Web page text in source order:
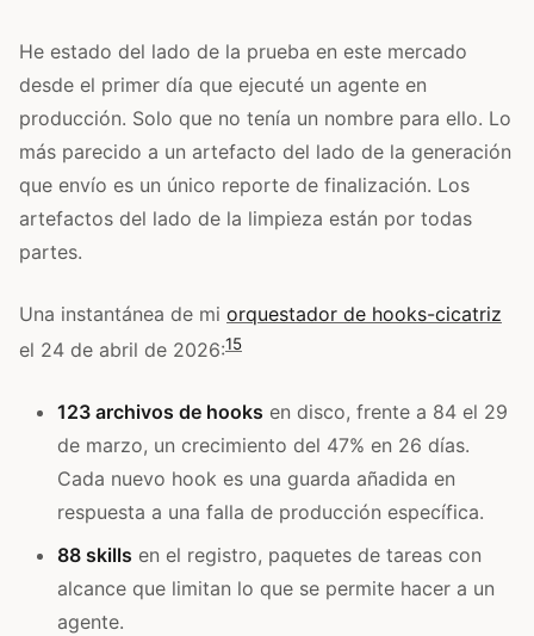
He estado del lado de la prueba en este mercado
desde el primer día que ejecuté un agente en
producción. Solo que no tenía un nombre para ello. Lo
más parecido a un artefacto del lado de la generación
que envío es un único reporte de finalización. Los
artefactos del lado de la limpieza están por todas
partes.
Una instantánea de mi orquestador de hooks-cicatriz
el 24 de abril de 2026:15
123 archivos de hooks en disco, frente a 84 el 29
de marzo, un crecimiento del 47% en 26 días.
Cada nuevo hook es una guarda añadida en
respuesta a una falla de producción específica.
88 skills en el registro, paquetes de tareas con
alcance que limitan lo que se permite hacer a un
agente.